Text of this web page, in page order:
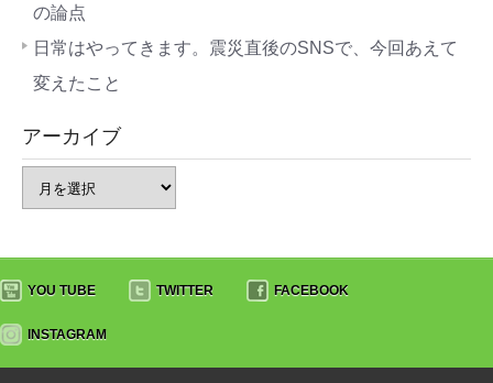
の論点
日常はやってきます。震災直後のSNSで、今回あえて
変えたこと
アーカイブ
YOU TUBE TWITTER FACEBOOK
INSTAGRAM